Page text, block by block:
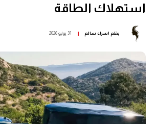
استهلاك الطاقة
بقلم اسراء سالم 31 يوليو 2026